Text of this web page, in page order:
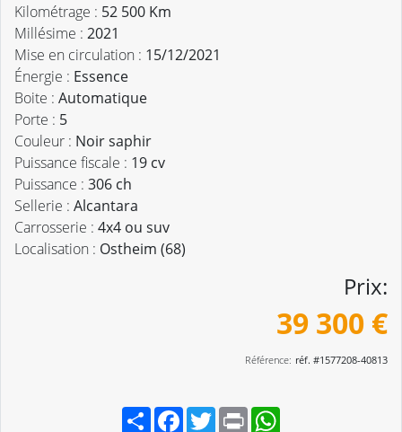
Kilométrage : 52 500 Km
Millésime : 2021
Mise en circulation : 15/12/2021
Énergie : Essence
Boite : Automatique
Porte : 5
Couleur : Noir saphir
Puissance fiscale : 19 cv
Puissance : 306 ch
Sellerie : Alcantara
Carrosserie : 4x4 ou suv
Localisation : Ostheim (68)
Prix:
39 300 €
Référence: réf. #1577208-40813
PartagerFacebook
TwitterPrint